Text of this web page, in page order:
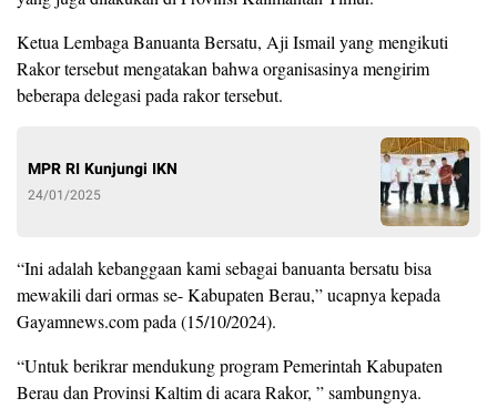
Ketua Lembaga Banuanta Bersatu, Aji Ismail yang mengikuti
Rakor tersebut mengatakan bahwa organisasinya mengirim
beberapa delegasi pada rakor tersebut.
MPR RI Kunjungi IKN
24/01/2025
“Ini adalah kebanggaan kami sebagai banuanta bersatu bisa
mewakili dari ormas se- Kabupaten Berau,” ucapnya kepada
Gayamnews.com pada (15/10/2024).
“Untuk berikrar mendukung program Pemerintah Kabupaten
Berau dan Provinsi Kaltim di acara Rakor, ” sambungnya.